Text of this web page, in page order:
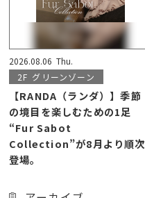
2026.08.06 Thu.
2F グリーンゾーン
【RANDA（ランダ）】季節
の境目を楽しむための1足
“Fur Sabot
Collection”が8月より順次
登場。